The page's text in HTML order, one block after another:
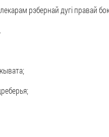
рэбернай дугі правай